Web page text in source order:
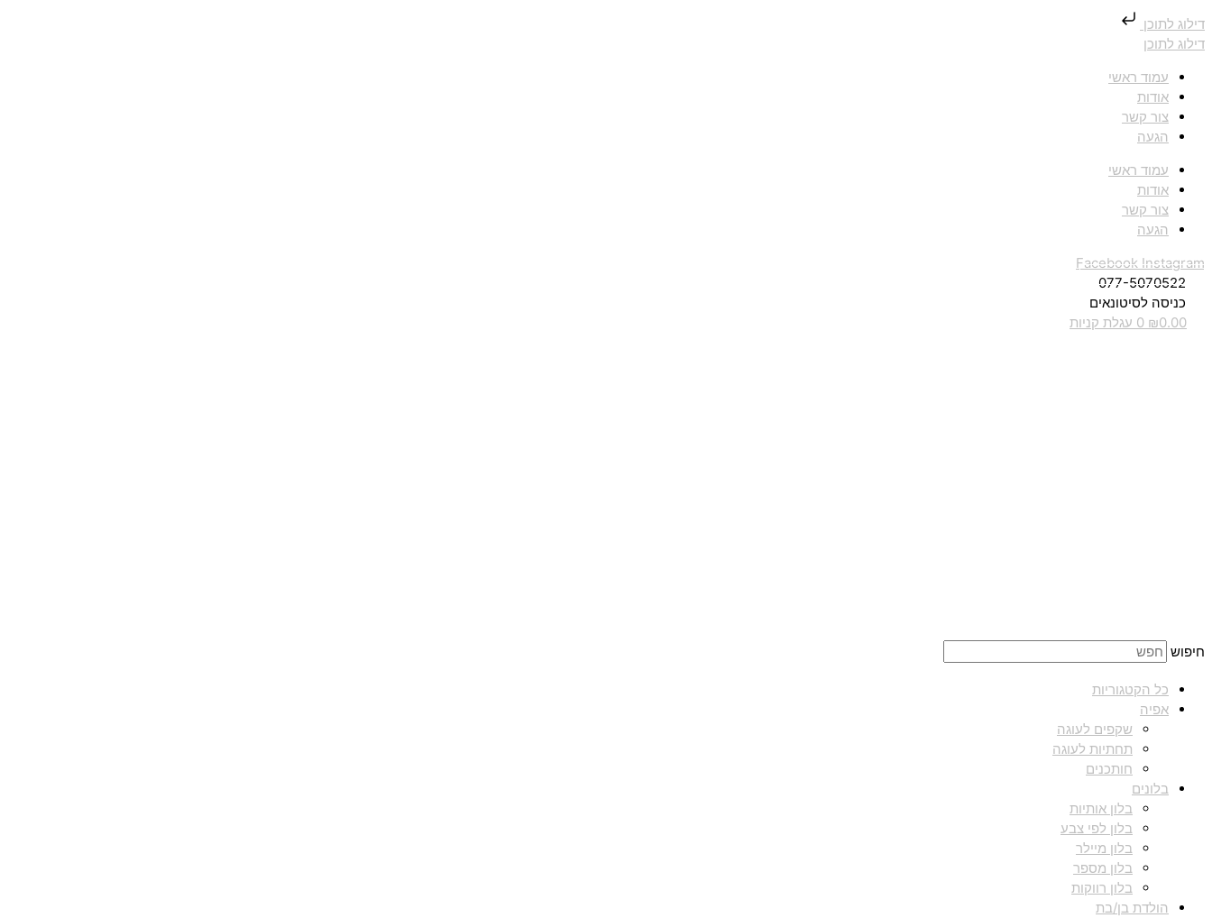
דילוג לתוכן
דילוג לתוכן
עמוד ראשי
אודות
צור קשר
הגעה
עמוד ראשי
אודות
צור קשר
הגעה
Facebook Instagram
077-5070522
כניסה לסיטונאים
₪0.00
0 עגלת קניות
חיפוש
כל הקטגוריות
אפיה
שקפים לעוגה
תחתיות לעוגה
חותכנים
בלונים
בלון אותיות
בלון לפי צבע
בלון מיילר
בלון מספר
בלון רווקות
הולדת בן/בת